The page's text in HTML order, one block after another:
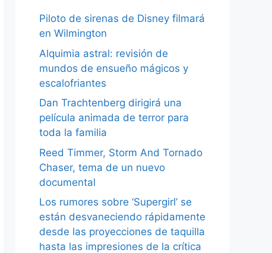
Piloto de sirenas de Disney filmará
en Wilmington
Alquimia astral: revisión de
mundos de ensueño mágicos y
escalofriantes
Dan Trachtenberg dirigirá una
película animada de terror para
toda la familia
Reed Timmer, Storm And Tornado
Chaser, tema de un nuevo
documental
Los rumores sobre ‘Supergirl’ se
están desvaneciendo rápidamente
desde las proyecciones de taquilla
hasta las impresiones de la crítica